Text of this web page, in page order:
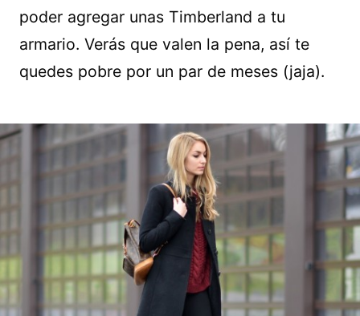
poder agregar unas Timberland a tu
armario. Verás que valen la pena, así te
quedes pobre por un par de meses (jaja).